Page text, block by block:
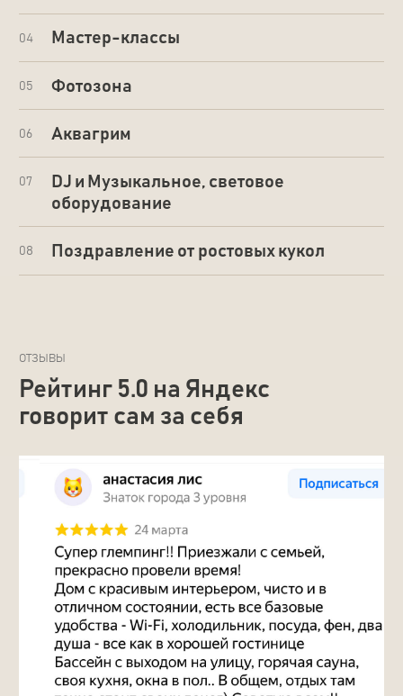
+7
Я даюСогласие на обработку
Политике обработки персональных
данных
ЗАБРОНИРОВАТЬ
+7 (922) 680-01-88
ТЕЛЕФОН
glempingforest@gmail.com
ПОЧТА
Telegram
МЕССЕНДЖЕРЫ